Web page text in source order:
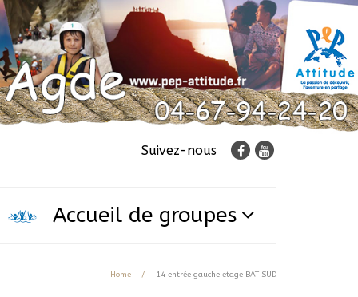
Suivez-nous
Accueil de groupes
Home / 14 entrée gauche etage BAT SUD